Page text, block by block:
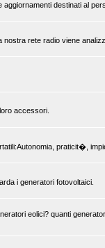
destinati al
rete radio viene
accessori.
praticit�,
i generatori fotovoltaici.
eolici? quanti